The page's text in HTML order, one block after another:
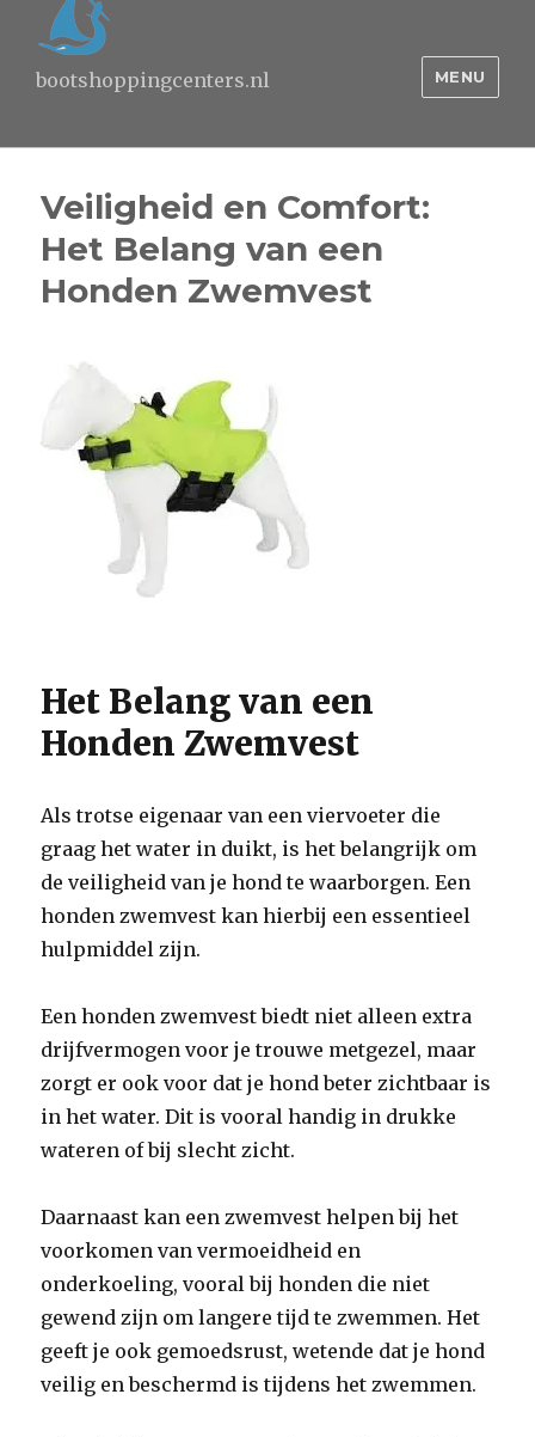
bootshoppingcenters.nl MENU
Veiligheid en Comfort:
Het Belang van een
Honden Zwemvest
Het Belang van een
Honden Zwemvest
Als trotse eigenaar van een viervoeter die
graag het water in duikt, is het belangrijk om
de veiligheid van je hond te waarborgen. Een
honden zwemvest kan hierbij een essentieel
hulpmiddel zijn.
Een honden zwemvest biedt niet alleen extra
drijfvermogen voor je trouwe metgezel, maar
zorgt er ook voor dat je hond beter zichtbaar is
in het water. Dit is vooral handig in drukke
wateren of bij slecht zicht.
Daarnaast kan een zwemvest helpen bij het
voorkomen van vermoeidheid en
onderkoeling, vooral bij honden die niet
gewend zijn om langere tijd te zwemmen. Het
geeft je ook gemoedsrust, wetende dat je hond
veilig en beschermd is tijdens het zwemmen.